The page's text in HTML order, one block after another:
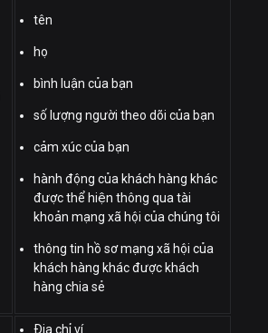
tên
họ
bình luận của bạn
số lượng người theo dõi của bạn
cảm xúc của bạn
hành động của khách hàng khác
được thể hiện thông qua tài
khoản mạng xã hội của chúng tôi
thông tin hồ sơ mạng xã hội của
khách hàng khác được khách
hàng chia sẻ
Địa chỉ ví